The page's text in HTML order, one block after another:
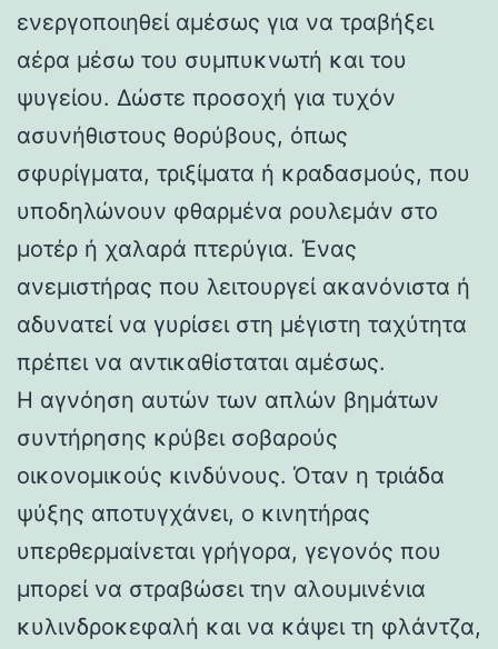
ενεργοποιηθεί αμέσως για να τραβήξει
αέρα μέσω του συμπυκνωτή και του
ψυγείου. Δώστε προσοχή για τυχόν
ασυνήθιστους θορύβους, όπως
σφυρίγματα, τριξίματα ή κραδασμούς, που
υποδηλώνουν φθαρμένα ρουλεμάν στο
μοτέρ ή χαλαρά πτερύγια. Ένας
ανεμιστήρας που λειτουργεί ακανόνιστα ή
αδυνατεί να γυρίσει στη μέγιστη ταχύτητα
πρέπει να αντικαθίσταται αμέσως.
Η αγνόηση αυτών των απλών βημάτων
συντήρησης κρύβει σοβαρούς
οικονομικούς κινδύνους. Όταν η τριάδα
ψύξης αποτυγχάνει, ο κινητήρας
υπερθερμαίνεται γρήγορα, γεγονός που
μπορεί να στραβώσει την αλουμινένια
κυλινδροκεφαλή και να κάψει τη φλάντζα,